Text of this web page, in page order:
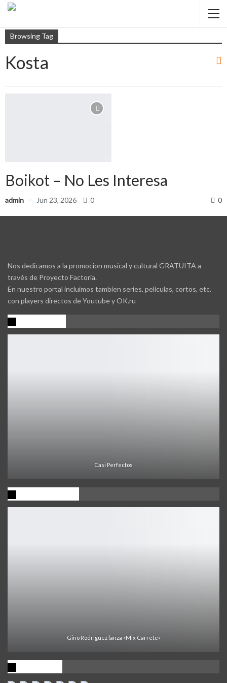
Browsing Tag
Kosta
Boikot – No Les Interesa
admin Jun 23, 2026 0 0
Nos dedicamos a la promocion musical y cultural GRATUITA a
través de Proyecto Factoría.
En nuestro portal incluimos tambien series, peliculas, cortos, etc.
con players directos de Youtube y OK.ru
Casi Perfectos
Gino Rodríguez lanza «Mix Carrete»